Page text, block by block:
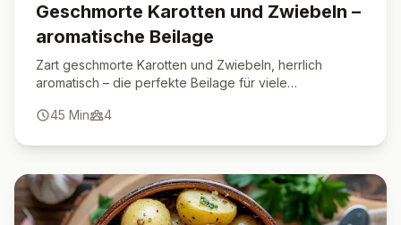
Geschmorte Karotten und Zwiebeln –
aromatische Beilage
Zart geschmorte Karotten und Zwiebeln, herrlich
aromatisch – die perfekte Beilage für viele
45 Min 4